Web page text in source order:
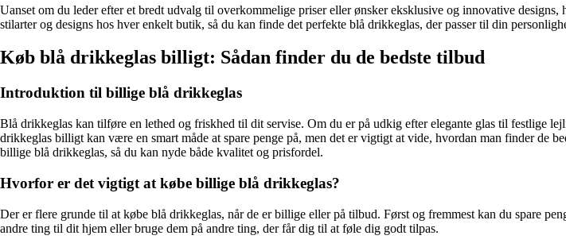
Uanset om du leder efter et bredt udvalg til overkommelige priser eller ønsker eksklusive og innovative
stilarter og designs hos hver enkelt butik, så du kan finde det perfekte blå drikkeglas, der passer til din
Køb blå drikkeglas billigt: Sådan finder du de bedste tilbud
Introduktion til billige blå drikkeglas
Blå drikkeglas kan tilføre en lethed og friskhed til dit servise. Om du er på udkig efter elegante glas til festlige
drikkeglas billigt kan være en smart måde at spare penge på, men det er vigtigt at vide, hvordan man finder
billige blå drikkeglas, så du kan nyde både kvalitet og prisfordel.
Hvorfor er det vigtigt at købe billige blå drikkeglas?
Der er flere grunde til at købe blå drikkeglas, når de er billige eller på tilbud. Først og fremmest kan du spare
andre ting til dit hjem eller bruge dem på andre ting, der får dig til at føle dig godt tilpas.